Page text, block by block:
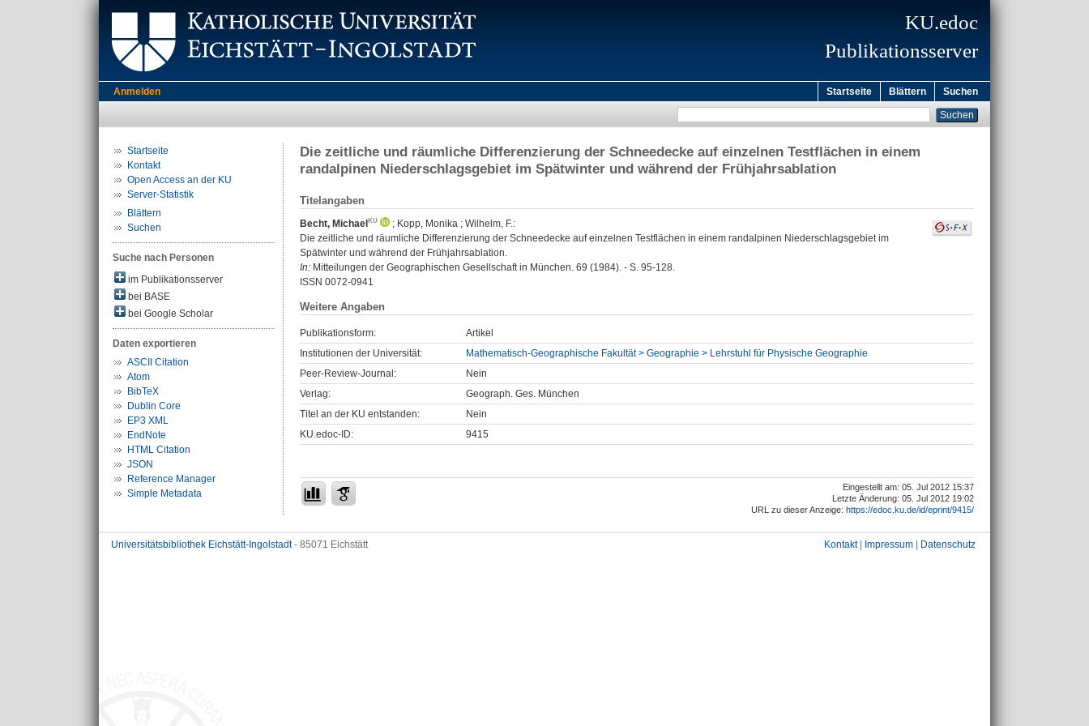
KU.edoc
Publikationsserver
Anmelden Startseite Blättern Suchen
Startseite
Kontakt
Open Access an der KU
Server-Statistik
Blättern
Suchen
Suche nach Personen
im Publikationsserver
bei BASE
bei Google Scholar
Daten exportieren
ASCII Citation
Atom
BibTeX
Dublin Core
EP3 XML
EndNote
HTML Citation
JSON
Reference Manager
Simple Metadata
Die zeitliche und räumliche Differenzierung der Schneedecke auf einzelnen Testflächen in einem
randalpinen Niederschlagsgebiet im Spätwinter und während der Frühjahrsablation
Titelangaben
Becht, Michael ; Kopp, Monika ; Wilhelm, F.:
Die zeitliche und räumliche Differenzierung der Schneedecke auf einzelnen Testflächen in einem randalpinen Niederschlagsgebiet im
Spätwinter und während der Frühjahrsablation.
In: Mitteilungen der Geographischen Gesellschaft in München. 69 (1984). - S. 95-128.
ISSN 0072-0941
Weitere Angaben
Publikationsform:
Artikel
Institutionen der Universität:
Mathematisch-Geographische Fakultät > Geographie > Lehrstuhl für Physische Geographie
Peer-Review-Journal:
Nein
Verlag:
Geograph. Ges. München
Titel an der KU entstanden:
Nein
KU.edoc-ID:
9415
Eingestellt am: 05. Jul 2012 15:37
Letzte Änderung: 05. Jul 2012 19:02
URL zu dieser Anzeige: https://edoc.ku.de/id/eprint/9415/
Universitätsbibliothek Eichstätt-Ingolstadt- 85071 Eichstätt Kontakt| Impressum Datenschutz